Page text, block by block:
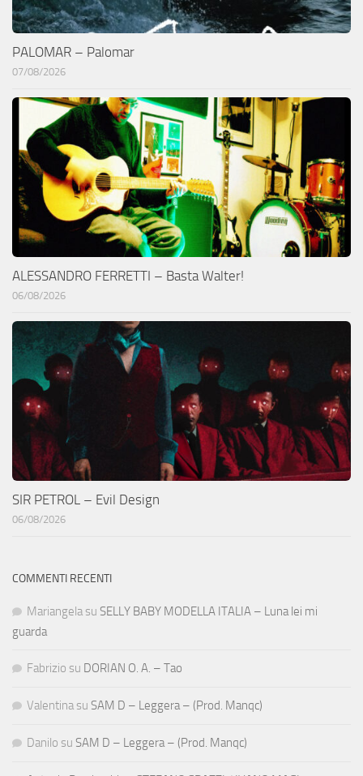
PALOMAR – Palomar
07/08/2026
ALESSANDRO FERRETTI – Basta Walter!
06/08/2026
SIR PETROL – Evil Design
06/08/2026
COMMENTI RECENTI
Mariangela su SELLY BABY MODELLA ITALIA – Luna lei mi
guarda
Fabrizio su DORIAN O. A. – Tao
Valentina su SAM D – Leggera – (Prod. Manqc)
Danilo su SAM D – Leggera – (Prod. Manqc)